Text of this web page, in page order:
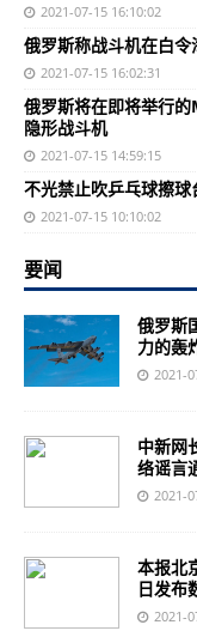
2021-07-15 16:10:02
俄罗斯称战斗机在白
2021-07-15 16:02:31
俄罗斯将在即将举行
隐形战斗机
2021-07-15 14:59:15
不光禁止吹乒乓球擦球
2021-07-15 10:10:02
要闻
俄罗斯
力的轰
2021-
中新网
络谣言
2021-
本报北
日发布
2021-